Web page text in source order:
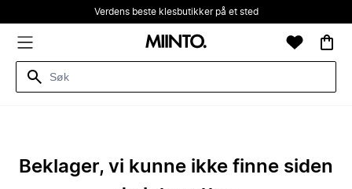
Verdens beste klesbutikker på et sted
Beklager, vi kunne ikke finne siden